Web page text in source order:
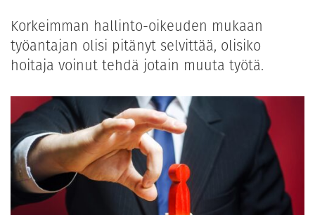
Korkeimman hallinto-oikeuden mukaan
työantajan olisi pitänyt selvittää, olisiko
hoitaja voinut tehdä jotain muuta työtä.